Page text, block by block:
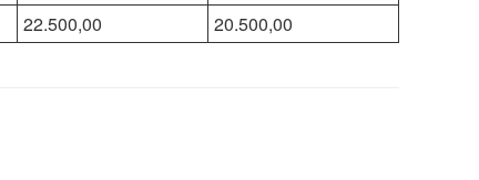
22.500,00 20.500,00